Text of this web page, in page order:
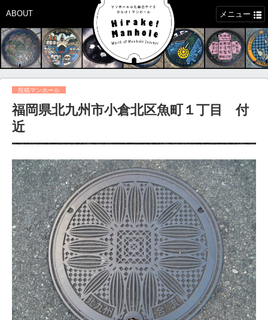
ABOUT メニュー
投稿マンホール
福岡県北九州市小倉北区魚町１丁目 付
近